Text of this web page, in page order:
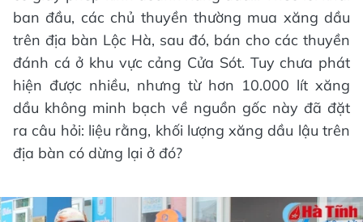
ban đầu, các chủ thuyền thường mua xăng dầu
trên địa bàn Lộc Hà, sau đó, bán cho các thuyền
đánh cá ở khu vực cảng Cửa Sót. Tuy chưa phát
hiện được nhiều, nhưng từ hơn 10.000 lít xăng
dầu không minh bạch về nguồn gốc này đã đặt
ra câu hỏi: liệu rằng, khối lượng xăng dầu lậu trên
địa bàn có dừng lại ở đó?